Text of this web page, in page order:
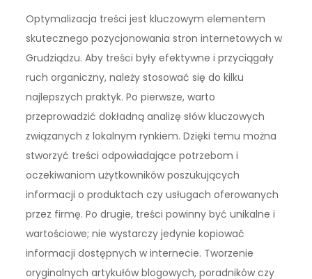
Optymalizacja treści jest kluczowym elementem
skutecznego pozycjonowania stron internetowych w
Grudziądzu. Aby treści były efektywne i przyciągały
ruch organiczny, należy stosować się do kilku
najlepszych praktyk. Po pierwsze, warto
przeprowadzić dokładną analizę słów kluczowych
związanych z lokalnym rynkiem. Dzięki temu można
stworzyć treści odpowiadające potrzebom i
oczekiwaniom użytkowników poszukujących
informacji o produktach czy usługach oferowanych
przez firmę. Po drugie, treści powinny być unikalne i
wartościowe; nie wystarczy jedynie kopiować
informacji dostępnych w internecie. Tworzenie
oryginalnych artykułów blogowych, poradników czy